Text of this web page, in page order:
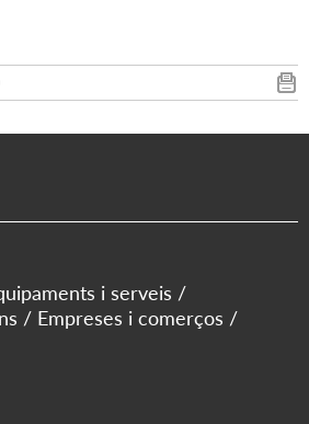
i serveis
Empreses i comerços